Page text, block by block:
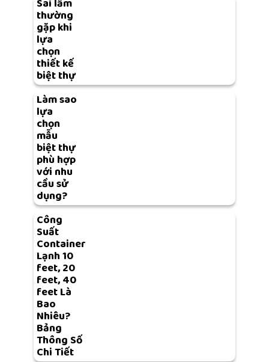
Sai lầm
thường
gặp khi
lựa
chọn
thiết kế
biệt thự
Làm sao
lựa
chọn
mẫu
biệt thự
phù hợp
với nhu
cầu sử
dụng?
Công
Suất
Container
Lạnh 10
feet, 20
feet, 40
feet Là
Bao
Nhiêu?
Bảng
Thông Số
Chi Tiết